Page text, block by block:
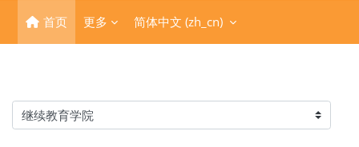
课
程
师
名
首页 更多 简体中文 ‎(zh_cn)‎
课程类别